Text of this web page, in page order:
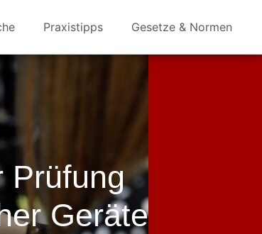
Praxistipps Gesetze & Normen
Prüfung
Geräte